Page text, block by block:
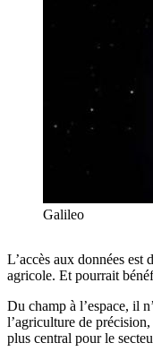
Galileo
L’accès aux données est
agricole. Et pourrait
Du champ à l’espace, il
l’agriculture de
plus central pour le